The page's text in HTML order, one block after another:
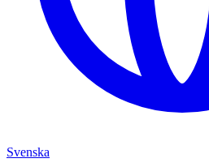
Svenska